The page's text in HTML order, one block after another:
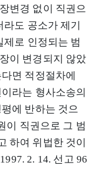
변경 없이 직권으
라도 공소가 제기
로 인정되는 범
이 변경되지 않았
면 적정절차에
라는 형사소송의
에 반하는 것으
이 직권으로 그 범
하여 위법한 것이
2. 14. 선고 96